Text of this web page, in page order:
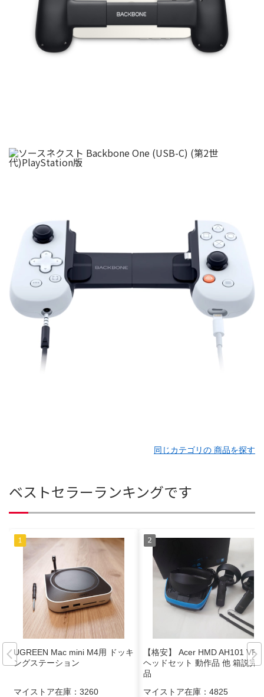
同じカテゴリの 商品を探す
ベストセラーランキングです
UGREEN Mac mini M4用 ドッキ
ングステーション
マイストア在庫： 3260
【格安】 Acer HMD AH101 VR
ヘッドセット 動作品 他 箱説完
品
マイストア在庫： 4825